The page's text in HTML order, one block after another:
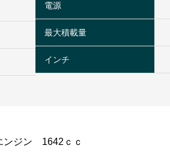
電源
最大積載量
インチ
ジン 1642ｃｃ